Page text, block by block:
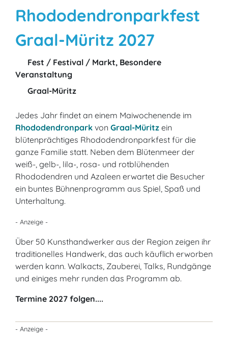
Rhododendronparkfest
Graal-Müritz 2027
Fest / Festival / Markt, Besondere
Veranstaltung
Graal-Müritz
Jedes Jahr findet an einem Maiwochenende im
Rhododendronpark von Graal-Müritz ein
blütenprächtiges Rhododendronparkfest für die
ganze Familie statt. Neben dem Blütenmeer der
weiß-, gelb-, lila-, rosa- und rotblühenden
Rhododendren und Azaleen erwartet die Besucher
ein buntes Bühnenprogramm aus Spiel, Spaß und
Unterhaltung.
- Anzeige -
Über 50 Kunsthandwerker aus der Region zeigen ihr
traditionelles Handwerk, das auch käuflich erworben
werden kann. Walkacts, Zauberei, Talks, Rundgänge
und einiges mehr runden das Programm ab.
Termine 2027 folgen....
- Anzeige -